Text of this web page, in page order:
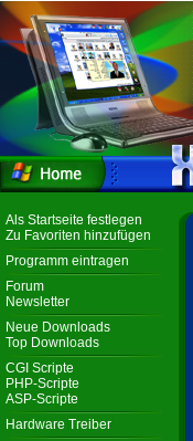
Als Startseite festlegen
Zu Favoriten hinzufügen
Programm eintragen
Forum
Newsletter
Neue Downloads
Top Downloads
CGI Scripte
PHP-Scripte
ASP-Scripte
Hardware Treiber